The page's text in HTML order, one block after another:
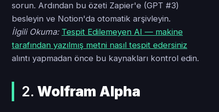
sorun. Ardından bu özeti Zapier'e (GPT #3)
besleyin ve Notion'da otomatik arşivleyin.
İlgili Okuma: Tespit Edilemeyen AI — makine
tarafından yazılmış metni nasıl tespit edersiniz
alıntı yapmadan önce bu kaynakları kontrol edin.
2. Wolfram Alpha